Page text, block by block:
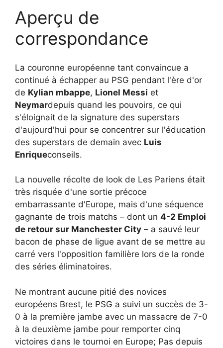
Aperçu de
correspondance
La couronne européenne tant convaincue a
continué à échapper au PSG pendant l'ère d'or
de Kylian mbappe, Lionel Messi et
Neymardepuis quand les pouvoirs, ce qui
s'éloignait de la signature des superstars
d'aujourd'hui pour se concentrer sur l'éducation
des superstars de demain avec Luis
Enriqueconseils.
La nouvelle récolte de look de Les Pariens était
très risquée d'une sortie précoce
embarrassante d'Europe, mais d'une séquence
gagnante de trois matchs – dont un 4-2 Emploi
de retour sur Manchester City – a sauvé leur
bacon de phase de ligue avant de se mettre au
carré vers l'opposition familière lors de la ronde
des séries éliminatoires.
Ne montrant aucune pitié des novices
européens Brest, le PSG a suivi un succès de 3-
0 à la première jambe avec un massacre de 7-0
à la deuxième jambe pour remporter cinq
victoires dans le tournoi en Europe; Pas depuis